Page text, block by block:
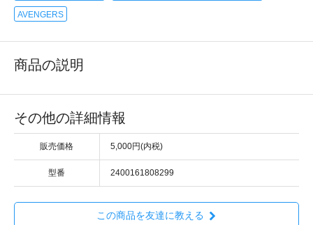
AVENGERS
商品の説明
その他の詳細情報
販売価格 5,000円(内税)
型番 2400161808299
この商品を友達に教える